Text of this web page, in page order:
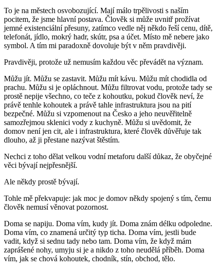
To je na městech osvobozující. Mají málo trpělivosti s naším
pocitem, že jsme hlavní postava. Člověk si může uvnitř prožívat
jemné existenciální přesuny, zatímco vedle něj někdo řeší cenu, dítě,
telefonát, jídlo, mokrý hadr, skútr, psa a účet. Místo mě nebere jako
symbol. A tím mi paradoxně dovoluje být v něm pravdivěji.
Pravdivěji, protože už nemusím každou věc převádět na význam.
Můžu jít. Můžu se zastavit. Můžu mít kávu. Můžu mít chodidla od
prachu. Můžu si je opláchnout. Můžu filtrovat vodu, protože tady se
prostě nepije všechno, co teče z kohoutku, pokud člověk neví, že
právě tenhle kohoutek a právě tahle infrastruktura jsou na pití
bezpečné. Můžu si vzpomenout na Česko a jeho neuvěřitelně
samozřejmou sklenici vody z kuchyně. Můžu si uvědomit, že
domov není jen cit, ale i infrastruktura, které člověk důvěřuje tak
dlouho, až ji přestane nazývat štěstím.
Nechci z toho dělat velkou vodní metaforu další důkaz, že obyčejné
věci bývají nejpřesnější.
Ale někdy prostě bývají.
Tohle mě překvapuje: jak moc je domov někdy spojený s tím, čemu
člověk nemusí věnovat pozornost.
Doma se napiju. Doma vím, kudy jít. Doma znám délku odpoledne.
Doma vím, co znamená určitý typ ticha. Doma vím, jestli bude
vadit, když si sednu tady nebo tam. Doma vím, že když mám
zaprášené nohy, umyju si je a nikdo z toho neudělá příběh. Doma
vím, jak se chová kohoutek, chodník, stín, obchod, tělo.